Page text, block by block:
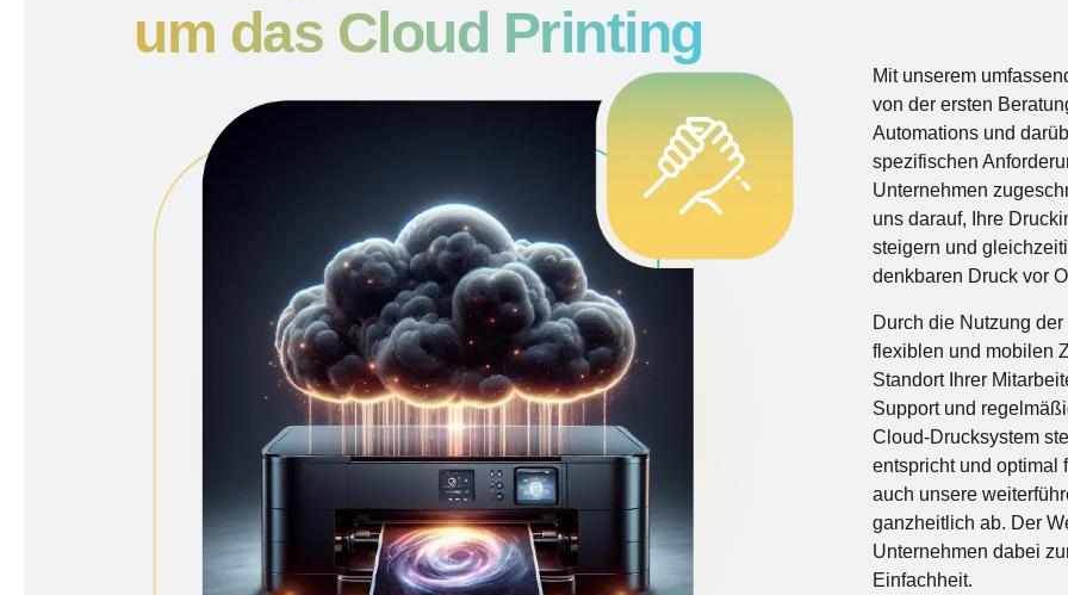
um das Cloud Printing
Mit unserem
von der ersten
Automations und
spezifischen
Unternehmen
uns darauf, Ihre
steigern und
denkbaren Druck vor
Durch die Nutzung
flexiblen und mobilen
Standort Ihrer
Support und
Cloud-Drucksystem
entspricht und optimal
auch unsere
ganzheitlich ab. Der
Unternehmen dabei
Einfachheit.